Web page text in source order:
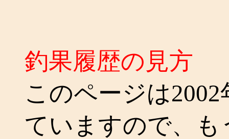
釣果履歴の見方
このページは
ていますので、